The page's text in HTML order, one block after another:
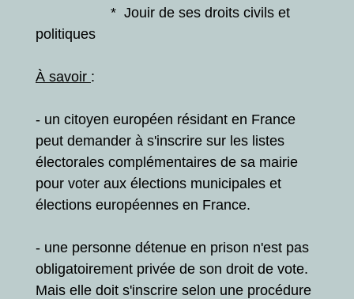
* Jouir de ses droits civils et
politiques
À savoir :
- un citoyen européen résidant en France
peut demander à s'inscrire sur les listes
électorales complémentaires de sa mairie
pour voter aux élections municipales et
élections européennes en France.
- une personne détenue en prison n'est pas
obligatoirement privée de son droit de vote.
Mais elle doit s'inscrire selon une procédure